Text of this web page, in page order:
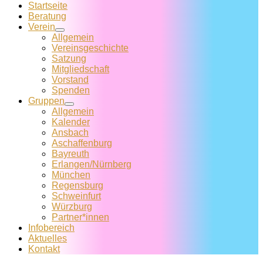
Startseite
Beratung
Verein
Allgemein
Vereins­geschichte
Satzung
Mitglied­schaft
Vorstand
Spenden
Gruppen
Allgemein
Kalender
Ansbach
Aschaffenburg
Bayreuth
Erlangen/Nürnberg
München
Regensburg
Schweinfurt
Würzburg
Partner*innen
Infobereich
Aktuelles
Kontakt